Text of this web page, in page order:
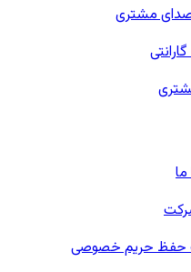
مشتری
حریم خصوصی